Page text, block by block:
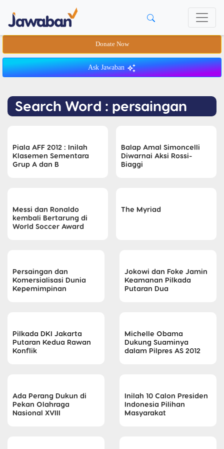
Donate Now
Ask Jawaban
Search Word : persaingan
Piala AFF 2012 : Inilah
Klasemen Sementara
Grup A dan B
Balap Amal Simoncelli
Diwarnai Aksi Rossi-
Biaggi
Messi dan Ronaldo
kembali Bertarung di
World Soccer Award
The Myriad
Persaingan dan
Komersialisasi Dunia
Kepemimpinan
Jokowi dan Foke Jamin
Keamanan Pilkada
Putaran Dua
Pilkada DKI Jakarta
Putaran Kedua Rawan
Konflik
Michelle Obama
Dukung Suaminya
dalam Pilpres AS 2012
Ada Perang Dukun di
Pekan Olahraga
Nasional XVIII
Inilah 10 Calon Presiden
Indonesia Pilihan
Masyarakat